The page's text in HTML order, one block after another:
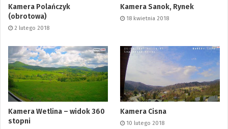
Kamera Polańczyk
(obrotowa)
2 lutego 2018
Kamera Sanok, Rynek
18 kwietnia 2018
Kamera Wetlina – widok 360
stopni
Kamera Cisna
10 lutego 2018